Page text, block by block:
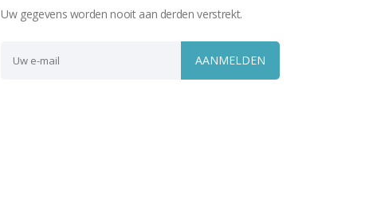
Uw gegevens worden nooit aan derden verstrekt.
AANMELDEN